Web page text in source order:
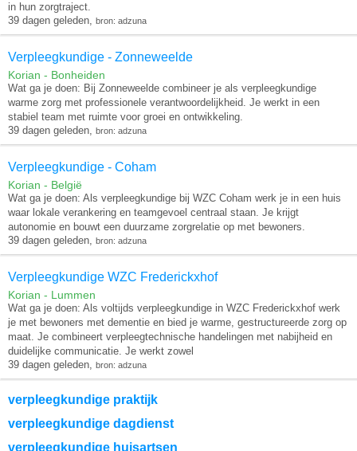
in hun zorgtraject.
39 dagen geleden, bron: adzuna
Verpleegkundige - Zonneweelde
Korian - Bonheiden
Wat ga je doen: Bij Zonneweelde combineer je als verpleegkundige
warme zorg met professionele verantwoordelijkheid. Je werkt in een
stabiel team met ruimte voor groei en ontwikkeling.
39 dagen geleden, bron: adzuna
Verpleegkundige - Coham
Korian - België
Wat ga je doen: Als verpleegkundige bij WZC Coham werk je in een huis
waar lokale verankering en teamgevoel centraal staan. Je krijgt
autonomie en bouwt een duurzame zorgrelatie op met bewoners.
39 dagen geleden, bron: adzuna
Verpleegkundige WZC Frederickxhof
Korian - Lummen
Wat ga je doen: Als voltijds verpleegkundige in WZC Frederickxhof werk
je met bewoners met dementie en bied je warme, gestructureerde zorg op
maat. Je combineert verpleegtechnische handelingen met nabijheid en
duidelijke communicatie. Je werkt zowel
39 dagen geleden, bron: adzuna
verpleegkundige praktijk
verpleegkundige dagdienst
verpleegkundige huisartsen